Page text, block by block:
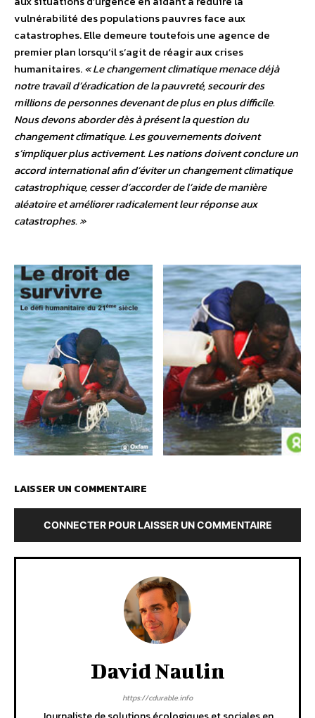
vulnérabilité des populations pauvres face aux
catastrophes. Elle demeure toutefois une agence de
premier plan lorsqu’il s’agit de réagir aux crises
humanitaires.« Le changement climatique menace déjà
notre travail d’éradication de la pauvreté, secourir des
millions de personnes devenant de plus en plus difficile.
Nous devons aborder dès à présent la question du
changement climatique. Les gouvernements doivent
s’impliquer plus activement. Les nations doivent conclure un
accord international afin d’éviter un changement climatique
catastrophique, cesser d’accorder de l’aide de manière
aléatoire et améliorer radicalement leur réponse aux
catastrophes. »
LAISSER UN COMMENTAIRE
CONNECTER POUR LAISSER UN COMMENTAIRE
David Naulin
https://cdurable.info